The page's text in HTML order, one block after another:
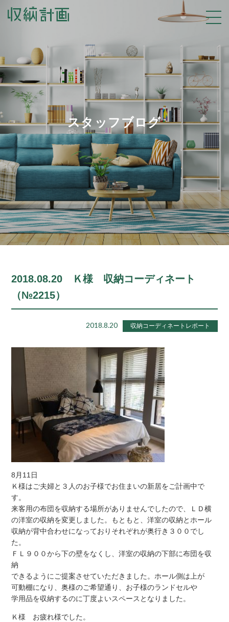
スタッフブログ
2018.08.20 Ｋ様 収納コーディネート
（№2215）
2018.8.20 収納コーディネートレポート
8月11日
Ｋ様はご夫婦と３人のお子様でお住まいの新居をご計画中で
す。
来客用の布団を収納する場所がありませんでしたので、ＬＤ横
の洋室の収納を変更しました。もともと、洋室の収納とホール
収納が背中合わせになっておりそれぞれが奥行き３００でし
た。
ＦＬ９００から下の壁をなくし、洋室の収納の下部に布団を収
納
できるようにご提案させていただきました。ホール側は上が
可動棚になり、奥様のご希望通り、お子様のランドセルや
学用品を収納するのに丁度よいスペースとなりました。
Ｋ様 お疲れ様でした。